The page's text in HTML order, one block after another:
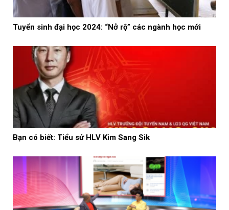
Tuyển sinh đại học 2024: “Nở rộ” các ngành học mới
Bạn có biết: Tiểu sử HLV Kim Sang Sik